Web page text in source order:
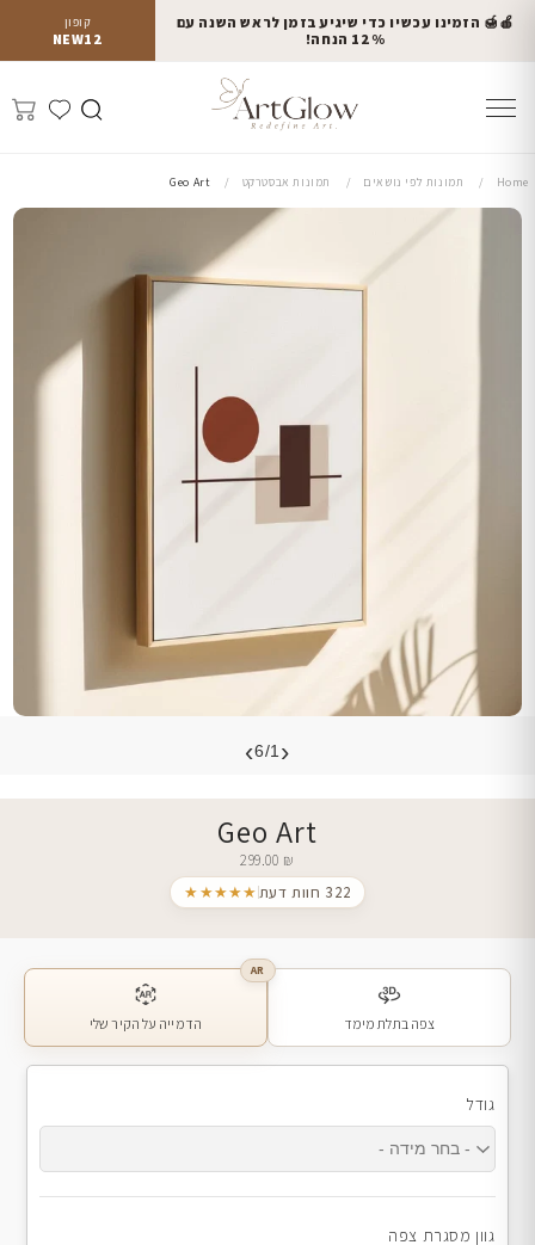
קופון
NEW12
🍎🍯 הזמינו עכשיו כדי שיגיע בזמן לראש השנה עם
12% הנחה!
Home תמונות לפי נושאים תמונות אבסטרקט Geo Art
‹
6/1
›
Geo Art
299.00 ₪
★★★★★
322 חוות דעת
צפה בתלת מימד
AR
הדמייה על הקיר שלי
גודל
גוון מסגרת צפה